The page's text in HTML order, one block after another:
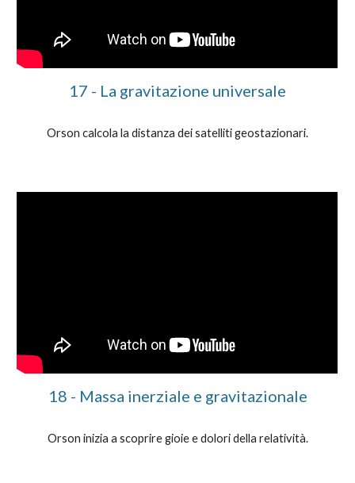
17 - La gravitazione universale
Orson calcola la distanza dei satelliti geostazionari.
18 - Massa inerziale e gravitazionale
Orson inizia a scoprire gioie e dolori della relatività.